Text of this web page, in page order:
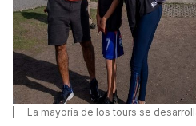
La mayoría de los tours se